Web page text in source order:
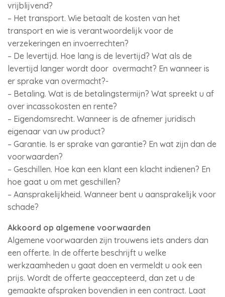
vrijblijvend?
– Het transport. Wie betaalt de kosten van het
transport en wie is verantwoordelijk voor de
verzekeringen en invoerrechten?
– De levertijd. Hoe lang is de levertijd? Wat als de
levertijd langer wordt door overmacht? En wanneer is
er sprake van overmacht?-
– Betaling. Wat is de betalingstermijn? Wat spreekt u af
over incassokosten en rente?
– Eigendomsrecht. Wanneer is de afnemer juridisch
eigenaar van uw product?
– Garantie. Is er sprake van garantie? En wat zijn dan de
voorwaarden?
– Geschillen. Hoe kan een klant een klacht indienen? En
hoe gaat u om met geschillen?
– Aansprakelijkheid. Wanneer bent u aansprakelijk voor
schade?
Akkoord op algemene voorwaarden
Algemene voorwaarden zijn trouwens iets anders dan
een offerte. In de offerte beschrijft u welke
werkzaamheden u gaat doen en vermeldt u ook een
prijs. Wordt de offerte geaccepteerd, dan zet u de
gemaakte afspraken bovendien in een contract. Laat